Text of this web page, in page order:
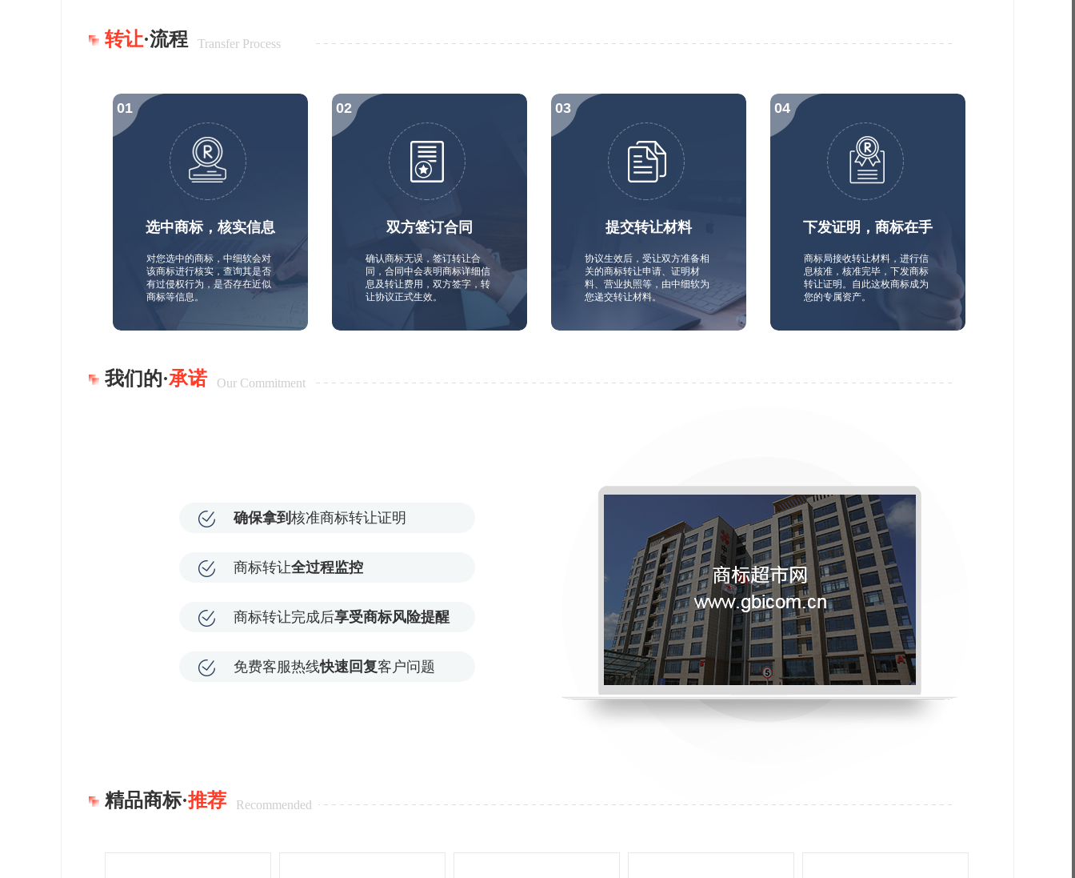
转让·流程 Transfer Process
选中商标，核实信息
对您选中的商标，中细软会对
该商标进行核实，查询其是否
有过侵权行为，是否存在近似
商标等信息。
双方签订合同
确认商标无误，签订转让合
同，合同中会表明商标详细信
息及转让费用，双方签字，转
让协议正式生效。
提交转让材料
协议生效后，受让双方准备相
关的商标转让申请、证明材
料、营业执照等，由中细软为
您递交转让材料。
下发证明，商标在手
商标局接收转让材料，进行信
息核准，核准完毕，下发商标
转让证明。自此这枚商标成为
您的专属资产。
我们的·承诺 Our Commitment
确保拿到 核准商标转让证明
商标转让全过程监控
商标转让完成后享受商标风险提醒
免费客服热线快速回复客户问题
精品商标·推荐 Recommended